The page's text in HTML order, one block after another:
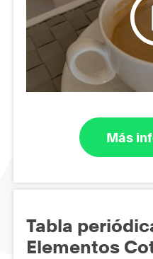
Más
Tabla
Elementos